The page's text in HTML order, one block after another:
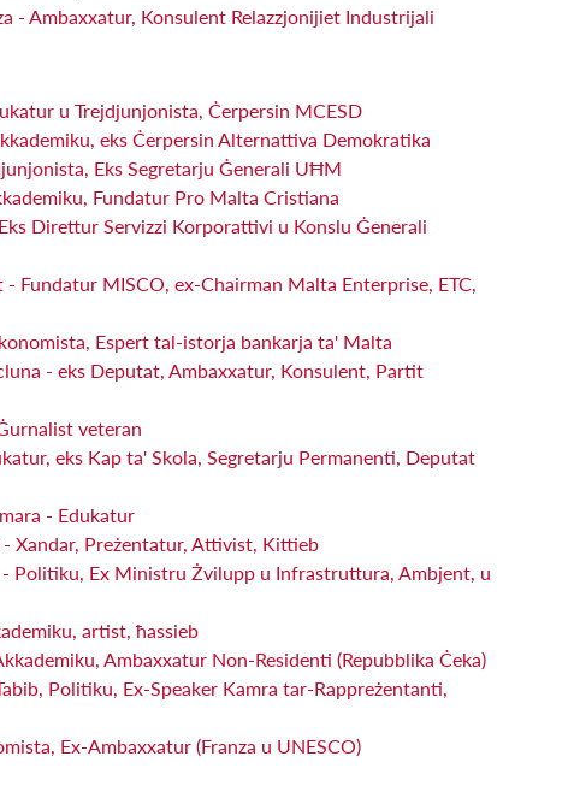
- Ambaxxatur, Konsulent Relazzjonijiet Industrijali
u Trejdjunjonista, Ċerpersin MCESD
eks Ċerpersin Alternattiva Demokratika
Eks Segretarju Ġenerali UĦM
Fundatur Pro Malta Cristiana
Direttur Servizzi Korporattivi u Konslu Ġenerali
Fundatur MISCO, ex-Chairman Malta Enterprise, ETC,
Espert tal-istorja bankarja ta' Malta
- eks Deputat, Ambaxxatur, Konsulent, Partit
veteran
eks Kap ta' Skola, Segretarju Permanenti, Deputat
- Edukatur
Xandar, Preżentatur, Attivist, Kittieb
Politiku, Ex Ministru Żvilupp u Infrastruttura, Ambjent, u
artist, ħassieb
Ambaxxatur Non-Residenti (Repubblika Ċeka)
Politiku, Ex-Speaker Kamra tar-Rappreżentanti,
Ex-Ambaxxatur (Franza u UNESCO)